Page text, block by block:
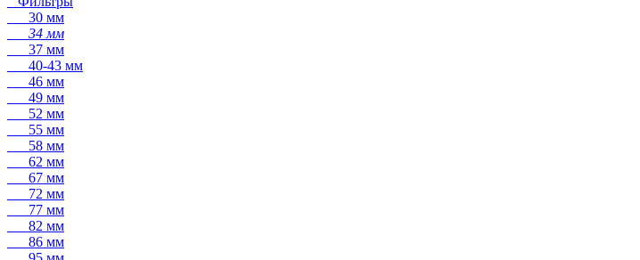
30 мм
34 мм
37 мм
40-43 мм
46 мм
49 мм
52 мм
55 мм
58 мм
62 мм
67 мм
72 мм
77 мм
82 мм
86 мм